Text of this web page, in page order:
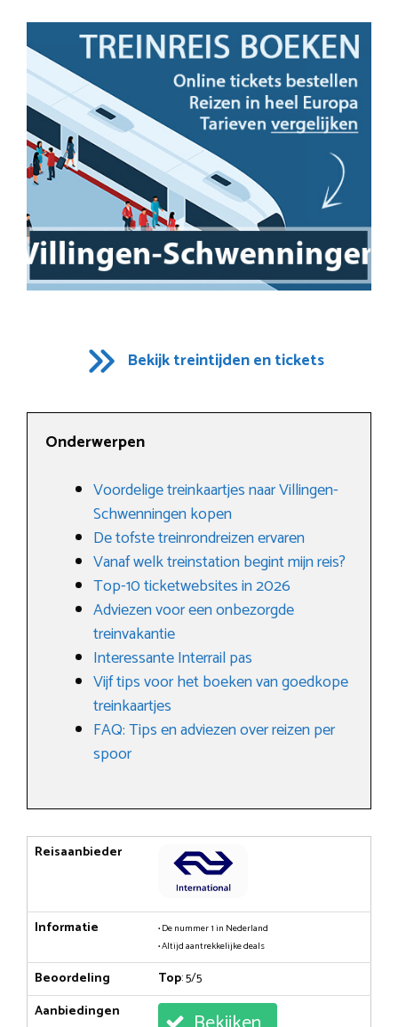
Bekijk treintijden en tickets
Onderwerpen
Voordelige treinkaartjes naar Villingen-
Schwenningen kopen
De tofste treinrondreizen ervaren
Vanaf welk treinstation begint mijn reis?
Top-10 ticketwebsites in 2026
Adviezen voor een onbezorgde
treinvakantie
Interessante Interrail pas
Vijf tips voor het boeken van goedkope
treinkaartjes
FAQ: Tips en adviezen over reizen per
spoor
Reisaanbieder
Informatie
• De nummer 1 in Nederland
• Altijd aantrekkelijke deals
Beoordeling Top: 5/5
Aanbiedingen